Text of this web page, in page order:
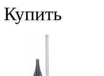
Купить